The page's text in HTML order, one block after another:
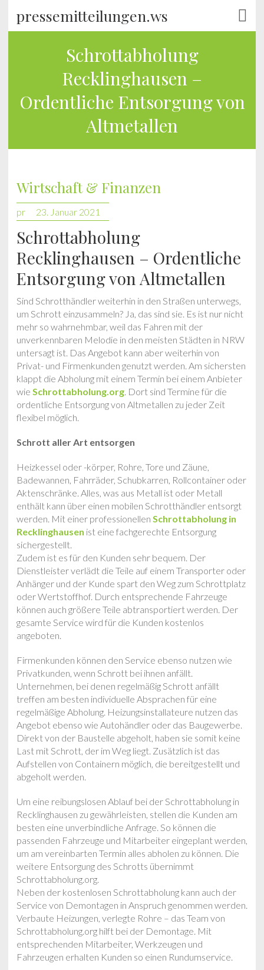
pressemitteilungen.ws
Schrottabholung
Recklinghausen –
Ordentliche Entsorgung von
Altmetallen
Wirtschaft & Finanzen
pr 23. Januar 2021
Schrottabholung
Recklinghausen – Ordentliche
Entsorgung von Altmetallen
Sind Schrotthändler weiterhin in den Straßen unterwegs,
um Schrott einzusammeln? Ja, das sind sie. Es ist nur nicht
mehr so wahrnehmbar, weil das Fahren mit der
unverkennbaren Melodie in den meisten Städten in NRW
untersagt ist. Das Angebot kann aber weiterhin von
Privat- und Firmenkunden genutzt werden. Am sichersten
klappt die Abholung mit einem Termin bei einem Anbieter
wie Schrottabholung.org. Dort sind Termine für die
ordentliche Entsorgung von Altmetallen zu jeder Zeit
flexibel möglich.
Schrott aller Art entsorgen
Heizkessel oder -körper, Rohre, Tore und Zäune,
Badewannen, Fahrräder, Schubkarren, Rollcontainer oder
Aktenschränke. Alles, was aus Metall ist oder Metall
enthält kann über einen mobilen Schrotthändler entsorgt
werden. Mit einer professionellen Schrottabholung in
Recklinghausen ist eine fachgerechte Entsorgung
sichergestellt.
Zudem ist es für den Kunden sehr bequem. Der
Dienstleister verlädt die Teile auf einem Transporter oder
Anhänger und der Kunde spart den Weg zum Schrottplatz
oder Wertstoffhof. Durch entsprechende Fahrzeuge
können auch größere Teile abtransportiert werden. Der
gesamte Service wird für die Kunden kostenlos
angeboten.
Firmenkunden können den Service ebenso nutzen wie
Privatkunden, wenn Schrott bei ihnen anfällt.
Unternehmen, bei denen regelmäßig Schrott anfällt
treffen am besten individuelle Absprachen für eine
regelmäßige Abholung. Heizungsinstallateure nutzen das
Angebot ebenso wie Autohändler oder das Baugewerbe.
Direkt von der Baustelle abgeholt, haben sie somit keine
Last mit Schrott, der im Weg liegt. Zusätzlich ist das
Aufstellen von Containern möglich, die bereitgestellt und
abgeholt werden.
Um eine reibungslosen Ablauf bei der Schrottabholung in
Recklinghausen zu gewährleisten, stellen die Kunden am
besten eine unverbindliche Anfrage. So können die
passenden Fahrzeuge und Mitarbeiter eingeplant werden,
um am vereinbarten Termin alles abholen zu können. Die
weitere Entsorgung des Schrotts übernimmt
Schrottabholung.org.
Neben der kostenlosen Schrottabholung kann auch der
Service von Demontagen in Anspruch genommen werden.
Verbaute Heizungen, verlegte Rohre – das Team von
Schrottabholung.org hilft bei der Demontage. Mit
entsprechenden Mitarbeiter, Werkzeugen und
Fahrzeugen erhalten Kunden so einen Rundumservice.